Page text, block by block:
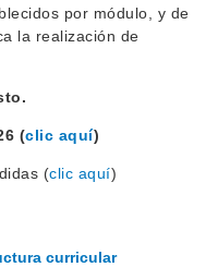
por módulo, y de
la realización de
(clic aquí)
(clic aquí)
curricular